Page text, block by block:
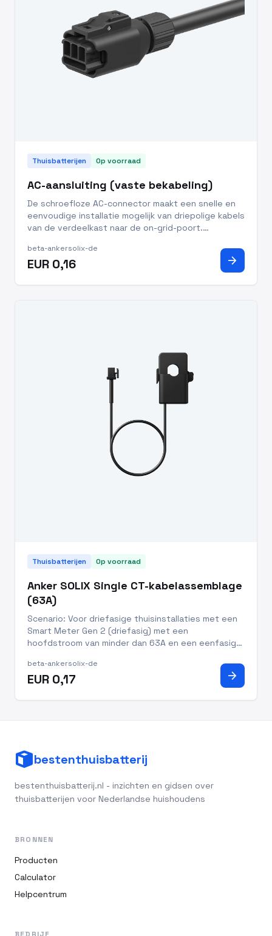
Thuisbatterijen Op voorraad
AC-aansluiting (vaste bekabeling)
De schroefloze AC-connector maakt een snelle en
eenvoudige installatie mogelijk van driepolige kabels
van de verdeelkast naar de on-grid-poort.
massieve kabels. Ondersteunt kabels van 2,5–4mm²
voor compatibilitei
beta-ankersolix-de
EUR 0,16 arrow_forward
Thuisbatterijen Op voorraad
Anker SOLIX Single CT-kabelassemblage
(63A)
Scenario: Voor driefasige thuisinstallaties met een
Smart Meter Gen 2 (driefasig) met een
hoofdstroom van minder dan 63A en een eenfasig
systeem op het dak op fase L1. Eén
stroomtransformator (CT) bewaakt de
beta-ankersolix-de
EUR 0,17 arrow_forward
bestenthuisbatterij
bestenthuisbatterij.nl - inzichten en gidsen over
thuisbatterijen voor Nederlandse huishoudens
BRONNEN
Producten
Calculator
Helpcentrum
BEDRIJF